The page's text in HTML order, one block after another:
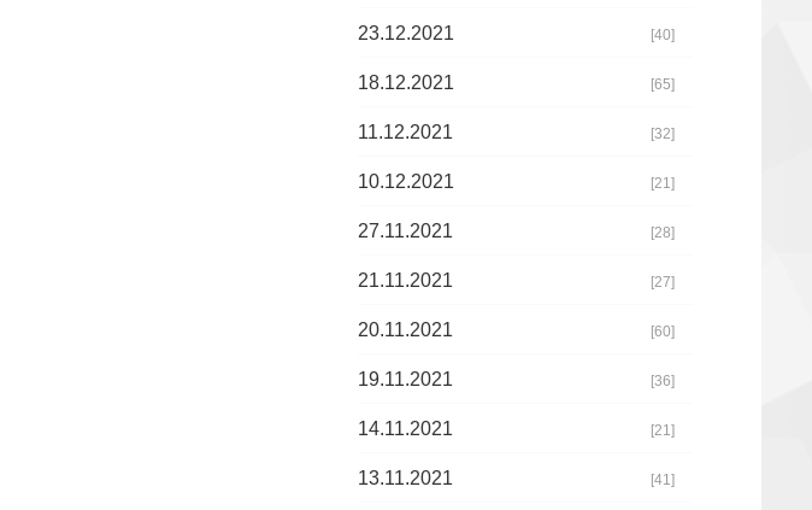
23.12.2021 [40]
18.12.2021 [65]
11.12.2021 [32]
10.12.2021 [21]
27.11.2021 [28]
21.11.2021 [27]
20.11.2021 [60]
19.11.2021 [36]
14.11.2021 [21]
13.11.2021 [41]